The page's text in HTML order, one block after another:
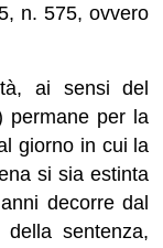
n. 575, ovvero
ai sensi del
permane per la
giorno in cui la
si sia estinta
decorre dal
sentenza,